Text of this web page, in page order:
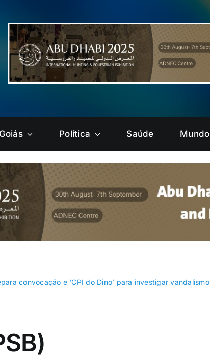
Goiás Política Saúde Mundo
convocação e ‘CPI do Dino’ para investigar vandalismo